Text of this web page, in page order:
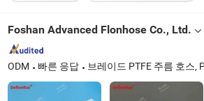
Foshan Advanced Flonhose Co., Ltd.
ODM 빠른 응답 브레이드 PTFE 주름 호스, PTFE 주름 호스, PTFE